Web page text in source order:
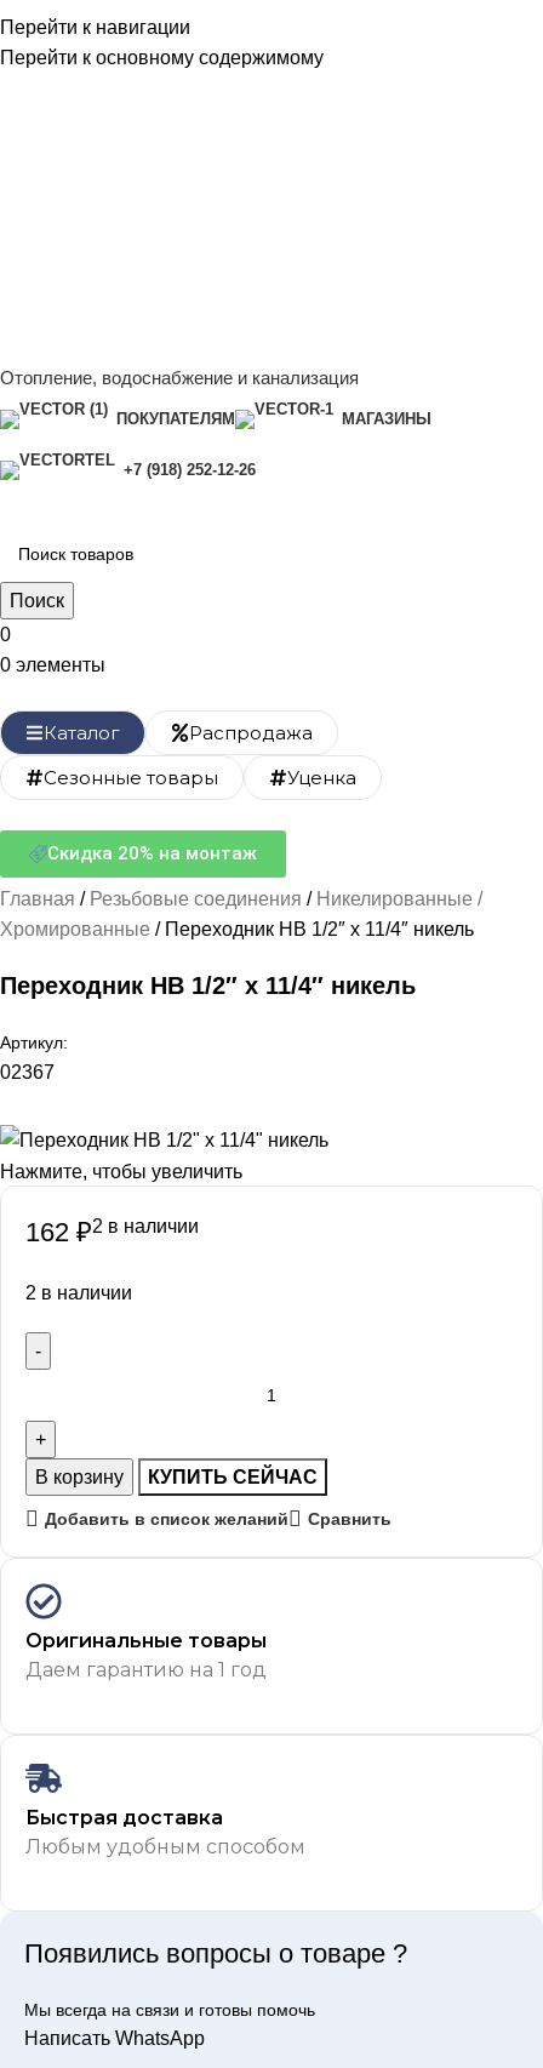
Перейти к навигации
Перейти к основному содержимому
Отопление, водоснабжение и канализация
ПОКУПАТЕЛЯМ МАГАЗИНЫ
+7 (918) 252-12-26
Поиск
0
0 элементы
Каталог
Распродажа
Сезонные товары
Уценка
Скидка 20% на монтаж
Главная Резьбовые соединения
Никелированные /
Хромированные
Переходник НВ 1/2″ х 11/4″ никель
Переходник НВ 1/2″ х 11/4″ никель
Артикул:
02367
Нажмите, чтобы увеличить
162 ₽2 в наличии
2 в наличии
В корзину КУПИТЬ СЕЙЧАС
Добавить в список желаний Сравнить
Оригинальные товары
Даем гарантию на 1 год
Быстрая доставка
Любым удобным способом
Появились вопросы о товаре ?
Мы всегда на связи и готовы помочь
Написать WhatsApp